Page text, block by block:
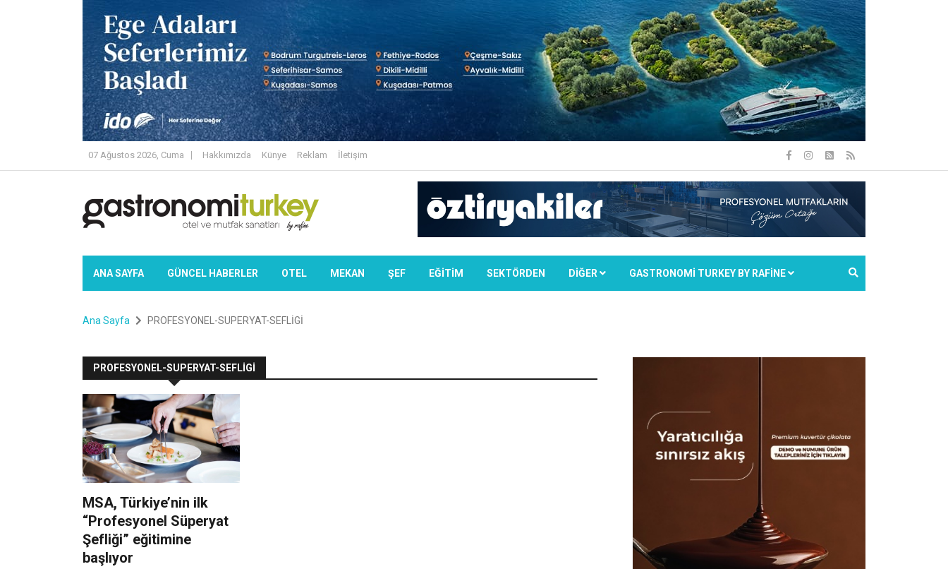
07 Ağustos 2026, Cuma Hakkımızda Künye Reklam İletişim
ANA SAYFA GÜNCEL HABERLER OTEL MEKAN ŞEF EĞİTİM SEKTÖRDEN DIĞER GASTRONOMİ TURKEY BY RAFİNE
Ana Sayfa PROFESYONEL-SUPERYAT-SEFLİGİ
PROFESYONEL-SUPERYAT-SEFLİGİ
MSA, Türkiye’nin ilk
“Profesyonel Süperyat
Şefliği” eğitimine
başlıyor